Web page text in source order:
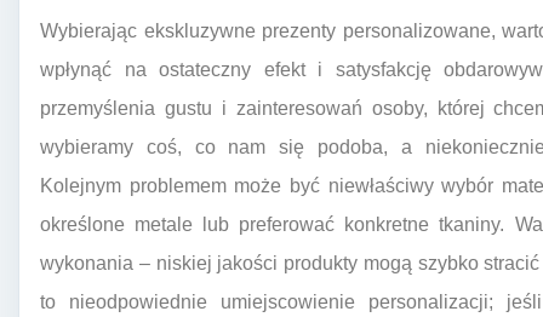
Wybierając ekskluzywne prezenty personalizowane,
wpłynąć na ostateczny efekt i satysfakcję
przemyślenia gustu i zainteresowań osoby, której
wybieramy coś, co nam się podoba, a
Kolejnym problemem może być niewłaściwy wybór
określone metale lub preferować konkretne tkaniny.
wykonania – niskiej jakości produkty mogą szybko
to nieodpowiednie umiejscowienie personalizacji;